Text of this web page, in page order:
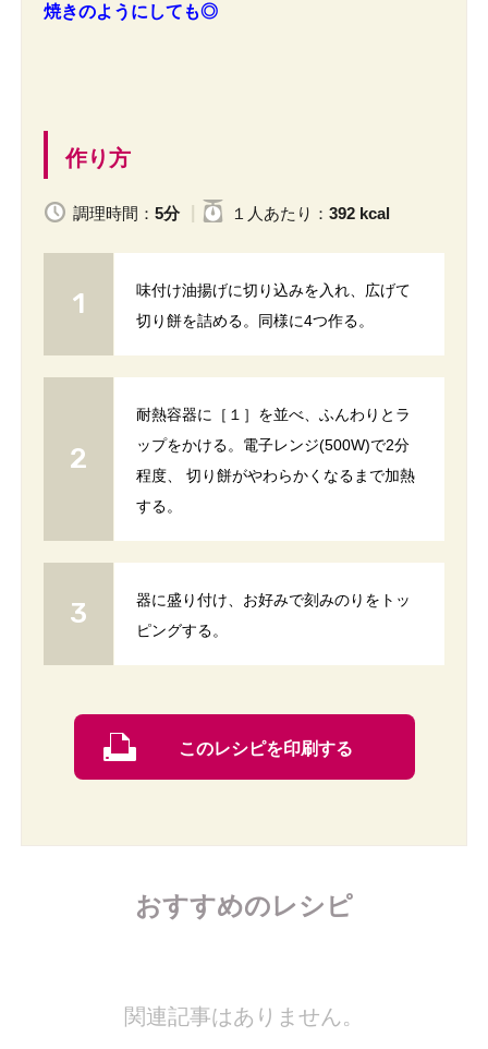
焼きのようにしても◎
作り方
調理時間： 5分 １人 あたり ： 392 kcal
味付け油揚げに切り込みを入れ、広げて
切り餅を詰める。同様に4つ作る。
耐熱容器に［１］を並べ、ふんわりとラ
ップをかける。電子レンジ(500W)で2分
程度、 切り餅がやわらかくなるまで加熱
する。
器に盛り付け、お好みで刻みのりをトッ
ピングする。
このレシピを印刷する
おすすめのレシピ
関連記事はありません。